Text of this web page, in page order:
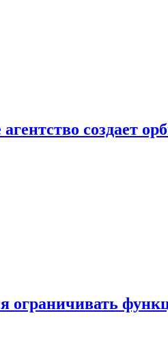
создает
ограничивать